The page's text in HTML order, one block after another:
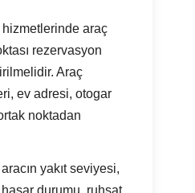
araç
rezervasyon
Araç
ev adresi, otogar
noktadan
yakıt seviyesi,
durumu, ruhsat